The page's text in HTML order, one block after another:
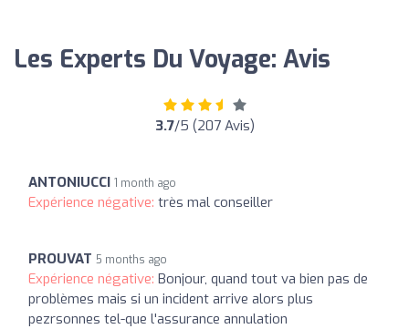
Les Experts Du Voyage: Avis
3.7/5 (207 Avis)
ANTONIUCCI 1 month ago
Expérience négative: très mal conseiller
PROUVAT 5 months ago
Expérience négative: Bonjour, quand tout va bien pas de
problèmes mais si un incident arrive alors plus
pezrsonnes tel-que l'assurance annulation